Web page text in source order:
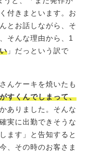
付きまといます。お
とお話しながら、そ
そんな理由から、1
」だっという訳で
んケーキを焼いたも
すくんでしまって、
ありました。そんな
実に出勤できそうな
ます」と告知すると
、その時のお客さま